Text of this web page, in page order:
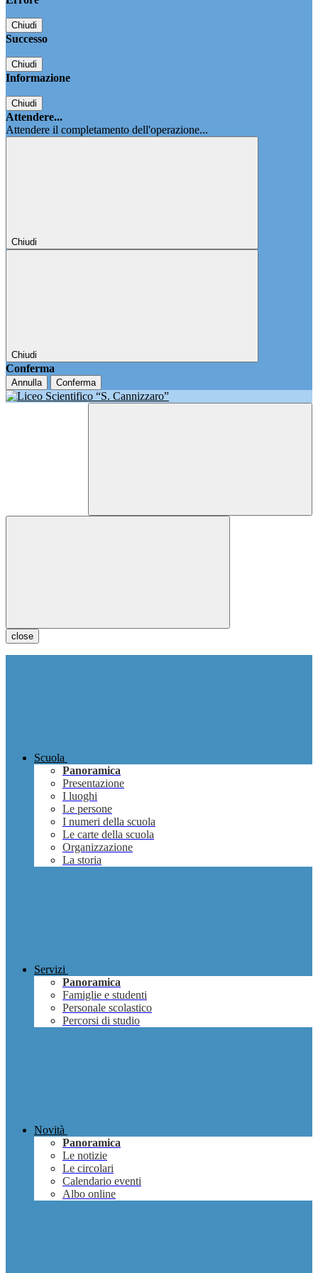
Chiudi
Successo
Chiudi
Informazione
Chiudi
Attendere...
Attendere il completamento dell'operazione...
Chiudi
Chiudi
Conferma
Annulla Conferma
close
Scuola
Panoramica
Presentazione
I luoghi
Le persone
I numeri della scuola
Le carte della scuola
Organizzazione
La storia
Servizi
Panoramica
Famiglie e studenti
Personale scolastico
Percorsi di studio
Novità
Panoramica
Le notizie
Le circolari
Calendario eventi
Albo online